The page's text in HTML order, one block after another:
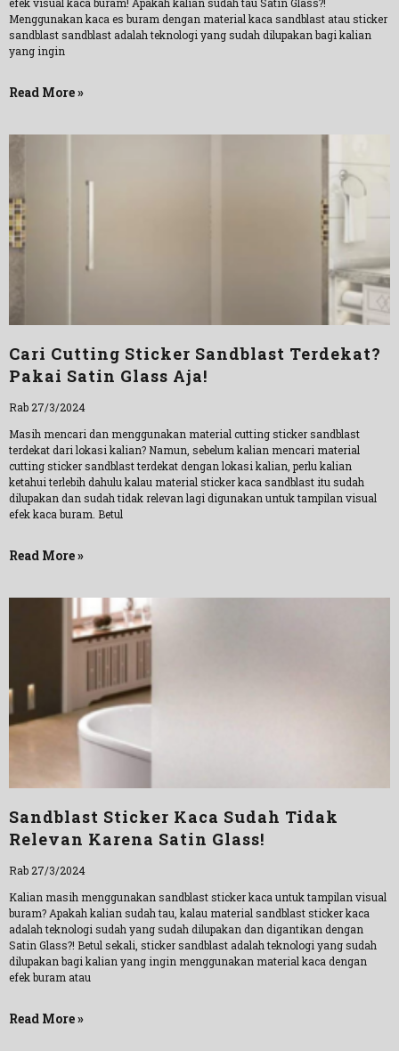
Menggunakan kaca es buram dengan material kaca sandblast atau sticker
sandblast sandblast adalah teknologi yang sudah dilupakan bagi kalian
yang ingin
Read More »
Cari Cutting Sticker Sandblast Terdekat?
Pakai Satin Glass Aja!
Rab 27/3/2024
Masih mencari dan menggunakan material cutting sticker sandblast
terdekat dari lokasi kalian? Namun, sebelum kalian mencari material
cutting sticker sandblast terdekat dengan lokasi kalian, perlu kalian
ketahui terlebih dahulu kalau material sticker kaca sandblast itu sudah
dilupakan dan sudah tidak relevan lagi digunakan untuk tampilan visual
efek kaca buram. Betul
Read More »
Sandblast Sticker Kaca Sudah Tidak
Relevan Karena Satin Glass!
Rab 27/3/2024
Kalian masih menggunakan sandblast sticker kaca untuk tampilan visual
buram? Apakah kalian sudah tau, kalau material sandblast sticker kaca
adalah teknologi sudah yang sudah dilupakan dan digantikan dengan
Satin Glass?! Betul sekali, sticker sandblast adalah teknologi yang sudah
dilupakan bagi kalian yang ingin menggunakan material kaca dengan
efek buram atau
Read More »